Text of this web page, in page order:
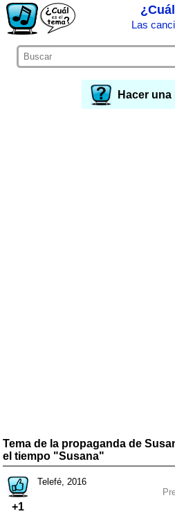
Las
Hacer una
Tema de la propaganda de
el tiempo "Susana"
+1
Telefé, 2016